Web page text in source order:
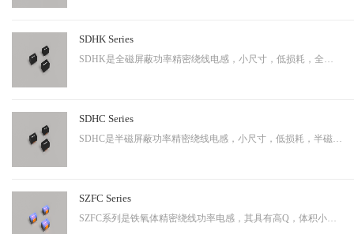
SDHK Series
SDHK是全磁屏蔽功率精密绕线电感，小尺寸，低损耗，全磁屏蔽等特点，适用于小型化终端产品。
SDHC Series
SDHC是半磁屏蔽功率精密绕线电感，小尺寸，低损耗，半磁屏蔽等特点，适用于小型化终端产品。
SZFC Series
SZFC系列是铁氧体精密绕线功率电感，其具有高Q，体积小，电流大等特性。适用于小型化产品。